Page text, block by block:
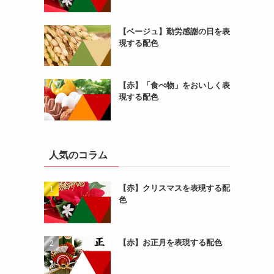
【ベージュ】勤労感謝の日を表
現する配色
【赤】「食べ物」をおいしく表
現する配色
人気のコラム
【赤】クリスマスを表現する配
色
【赤】お正月を表現する配色